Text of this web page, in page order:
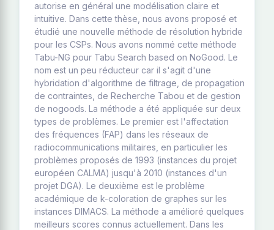
autorise en général une modélisation claire et
intuitive. Dans cette thèse, nous avons proposé et
étudié une nouvelle méthode de résolution hybride
pour les CSPs. Nous avons nommé cette méthode
Tabu-NG pour Tabu Search based on NoGood. Le
nom est un peu réducteur car il s'agit d'une
hybridation d'algorithme de filtrage, de propagation
de contraintes, de Recherche Tabou et de gestion
de nogoods. La méthode a été appliquée sur deux
types de problèmes. Le premier est l'affectation
des fréquences (FAP) dans les réseaux de
radiocommunications militaires, en particulier les
problèmes proposés de 1993 (instances du projet
européen CALMA) jusqu'à 2010 (instances d'un
projet DGA). Le deuxième est le problème
académique de k-coloration de graphes sur les
instances DIMACS. La méthode a amélioré quelques
meilleurs scores connus actuellement. Dans les